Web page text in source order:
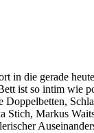
in die gerade
ist so intim wie
Markus